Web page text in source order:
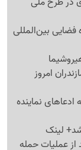
فضایی بین‌المللی
امروز
نماینده
جدید از عملیات حمله